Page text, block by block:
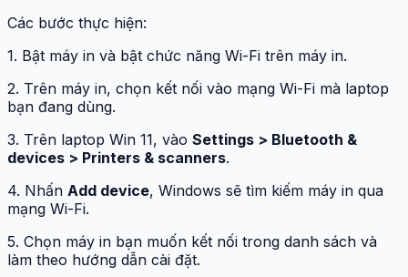
Các bước thực hiện:
1. Bật máy in và bật chức năng Wi-Fi trên máy in.
2. Trên máy in, chọn kết nối vào mạng Wi-Fi mà laptop
bạn đang dùng.
3. Trên laptop Win 11, vào Settings > Bluetooth &
devices > Printers & scanners.
4. Nhấn Add device, Windows sẽ tìm kiếm máy in qua
mạng Wi-Fi.
5. Chọn máy in bạn muốn kết nối trong danh sách và
làm theo hướng dẫn cài đặt.